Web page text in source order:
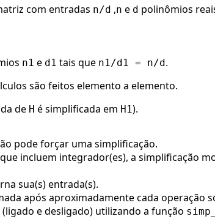
com entradas n/d ,n e d polinômios
n1 e d1 tais que n1/d1 = n/d .
são feitos elemento a elemento.
de H é simplificada em H1).
pode forçar uma simplificação.
incluem integrador(es), a simplificação
sua(s) entrada(s).
após aproximadamente cada operação
e desligado) utilizando a função